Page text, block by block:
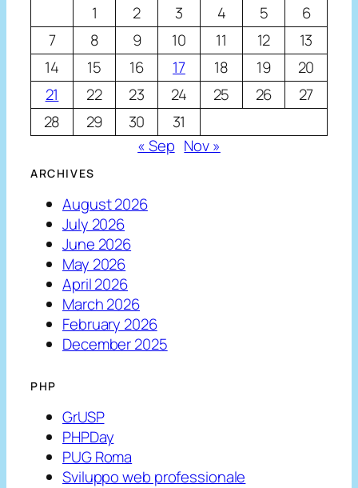
1
2 3 4 5
6
7
8 9 10 11 12
13
14
15 16 17 18 19
20
21
22 23 24 25 26
27
28
29 30
31
« Sep Nov »
ARCHIVES
August 2026
July 2026
June 2026
May 2026
April 2026
March 2026
February 2026
December 2025
PHP
GrUSP
PHPDay
PUG Roma
Sviluppo web professionale